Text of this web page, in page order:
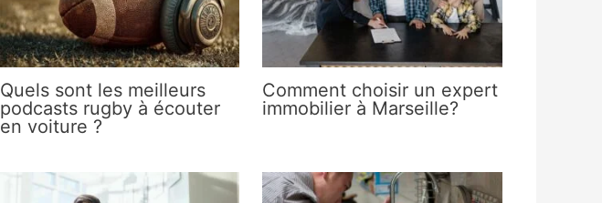
Quels sont les meilleurs
podcasts rugby à écouter
en voiture ?
Comment choisir un expert
immobilier à Marseille?